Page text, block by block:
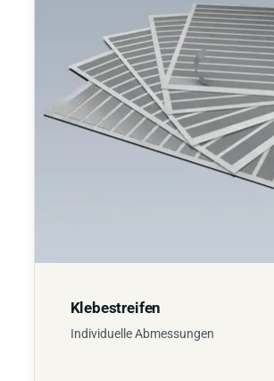
Klebestreifen
Individuelle Abmessungen